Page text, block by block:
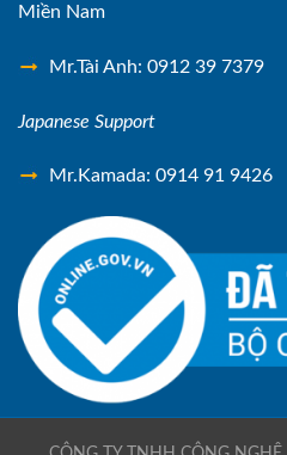
Miền Nam
Mr.Tài Anh: 0912 39 7379
Japanese Support
Mr.Kamada: 0914 91 9426